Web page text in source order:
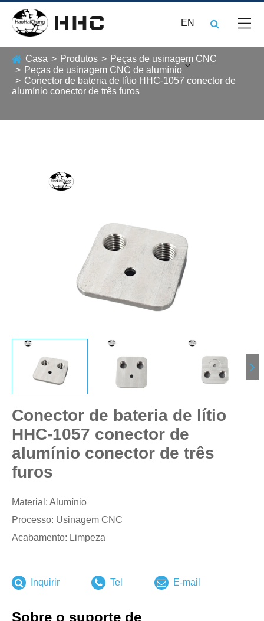
EN
Casa Produtos
Peças de usinagem CNC
Peças de usinagem CNC de alumínio
Conector de bateria de lítio HHC-1057 conector de
alumínio conector de três furos
Conector de bateria de lítio
HHC-1057 conector de
alumínio conector de três
furos
Material: Alumínio
Processo: Usinagem CNC
Acabamento: Limpeza
Inquirir Tel E-mail
Sobre o suporte de